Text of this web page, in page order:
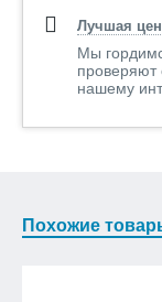
Лучшая
Мы
проверяют
нашему
Похожие